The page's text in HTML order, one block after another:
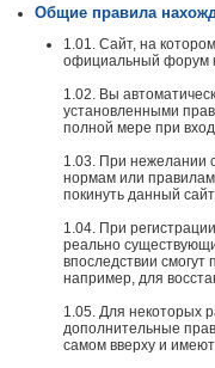
Общие правила
1.01. Сайт, на
официальный форум
1.02. Вы
установленными
полной мере при
1.03. При нежелании
нормам или
покинуть данный сайт.
1.04. При
реально
впоследствии смогут
например, для
1.05. Для некоторых
дополнительные
самом вверху и